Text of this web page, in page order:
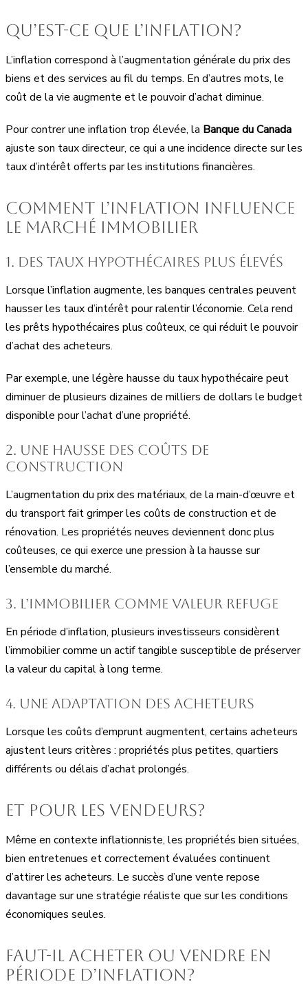
Qu’est-ce que l’inflation?
L’inflation correspond à l’augmentation générale du prix des
biens et des services au fil du temps. En d’autres mots, le
coût de la vie augmente et le pouvoir d’achat diminue.
Pour contrer une inflation trop élevée, la Banque du Canada
ajuste son taux directeur, ce qui a une incidence directe sur les
taux d’intérêt offerts par les institutions financières.
Comment l’inflation influence
le marché immobilier
1. Des taux hypothécaires plus élevés
Lorsque l’inflation augmente, les banques centrales peuvent
hausser les taux d’intérêt pour ralentir l’économie. Cela rend
les prêts hypothécaires plus coûteux, ce qui réduit le pouvoir
d’achat des acheteurs.
Par exemple, une légère hausse du taux hypothécaire peut
diminuer de plusieurs dizaines de milliers de dollars le budget
disponible pour l’achat d’une propriété.
2. Une hausse des coûts de
construction
L’augmentation du prix des matériaux, de la main-d’œuvre et
du transport fait grimper les coûts de construction et de
rénovation. Les propriétés neuves deviennent donc plus
coûteuses, ce qui exerce une pression à la hausse sur
l’ensemble du marché.
3. L’immobilier comme valeur refuge
En période d’inflation, plusieurs investisseurs considèrent
l’immobilier comme un actif tangible susceptible de préserver
la valeur du capital à long terme.
4. Une adaptation des acheteurs
Lorsque les coûts d’emprunt augmentent, certains acheteurs
ajustent leurs critères : propriétés plus petites, quartiers
différents ou délais d’achat prolongés.
Et pour les vendeurs?
Même en contexte inflationniste, les propriétés bien situées,
bien entretenues et correctement évaluées continuent
d’attirer les acheteurs. Le succès d’une vente repose
davantage sur une stratégie réaliste que sur les conditions
économiques seules.
Faut-il acheter ou vendre en
période d’inflation?